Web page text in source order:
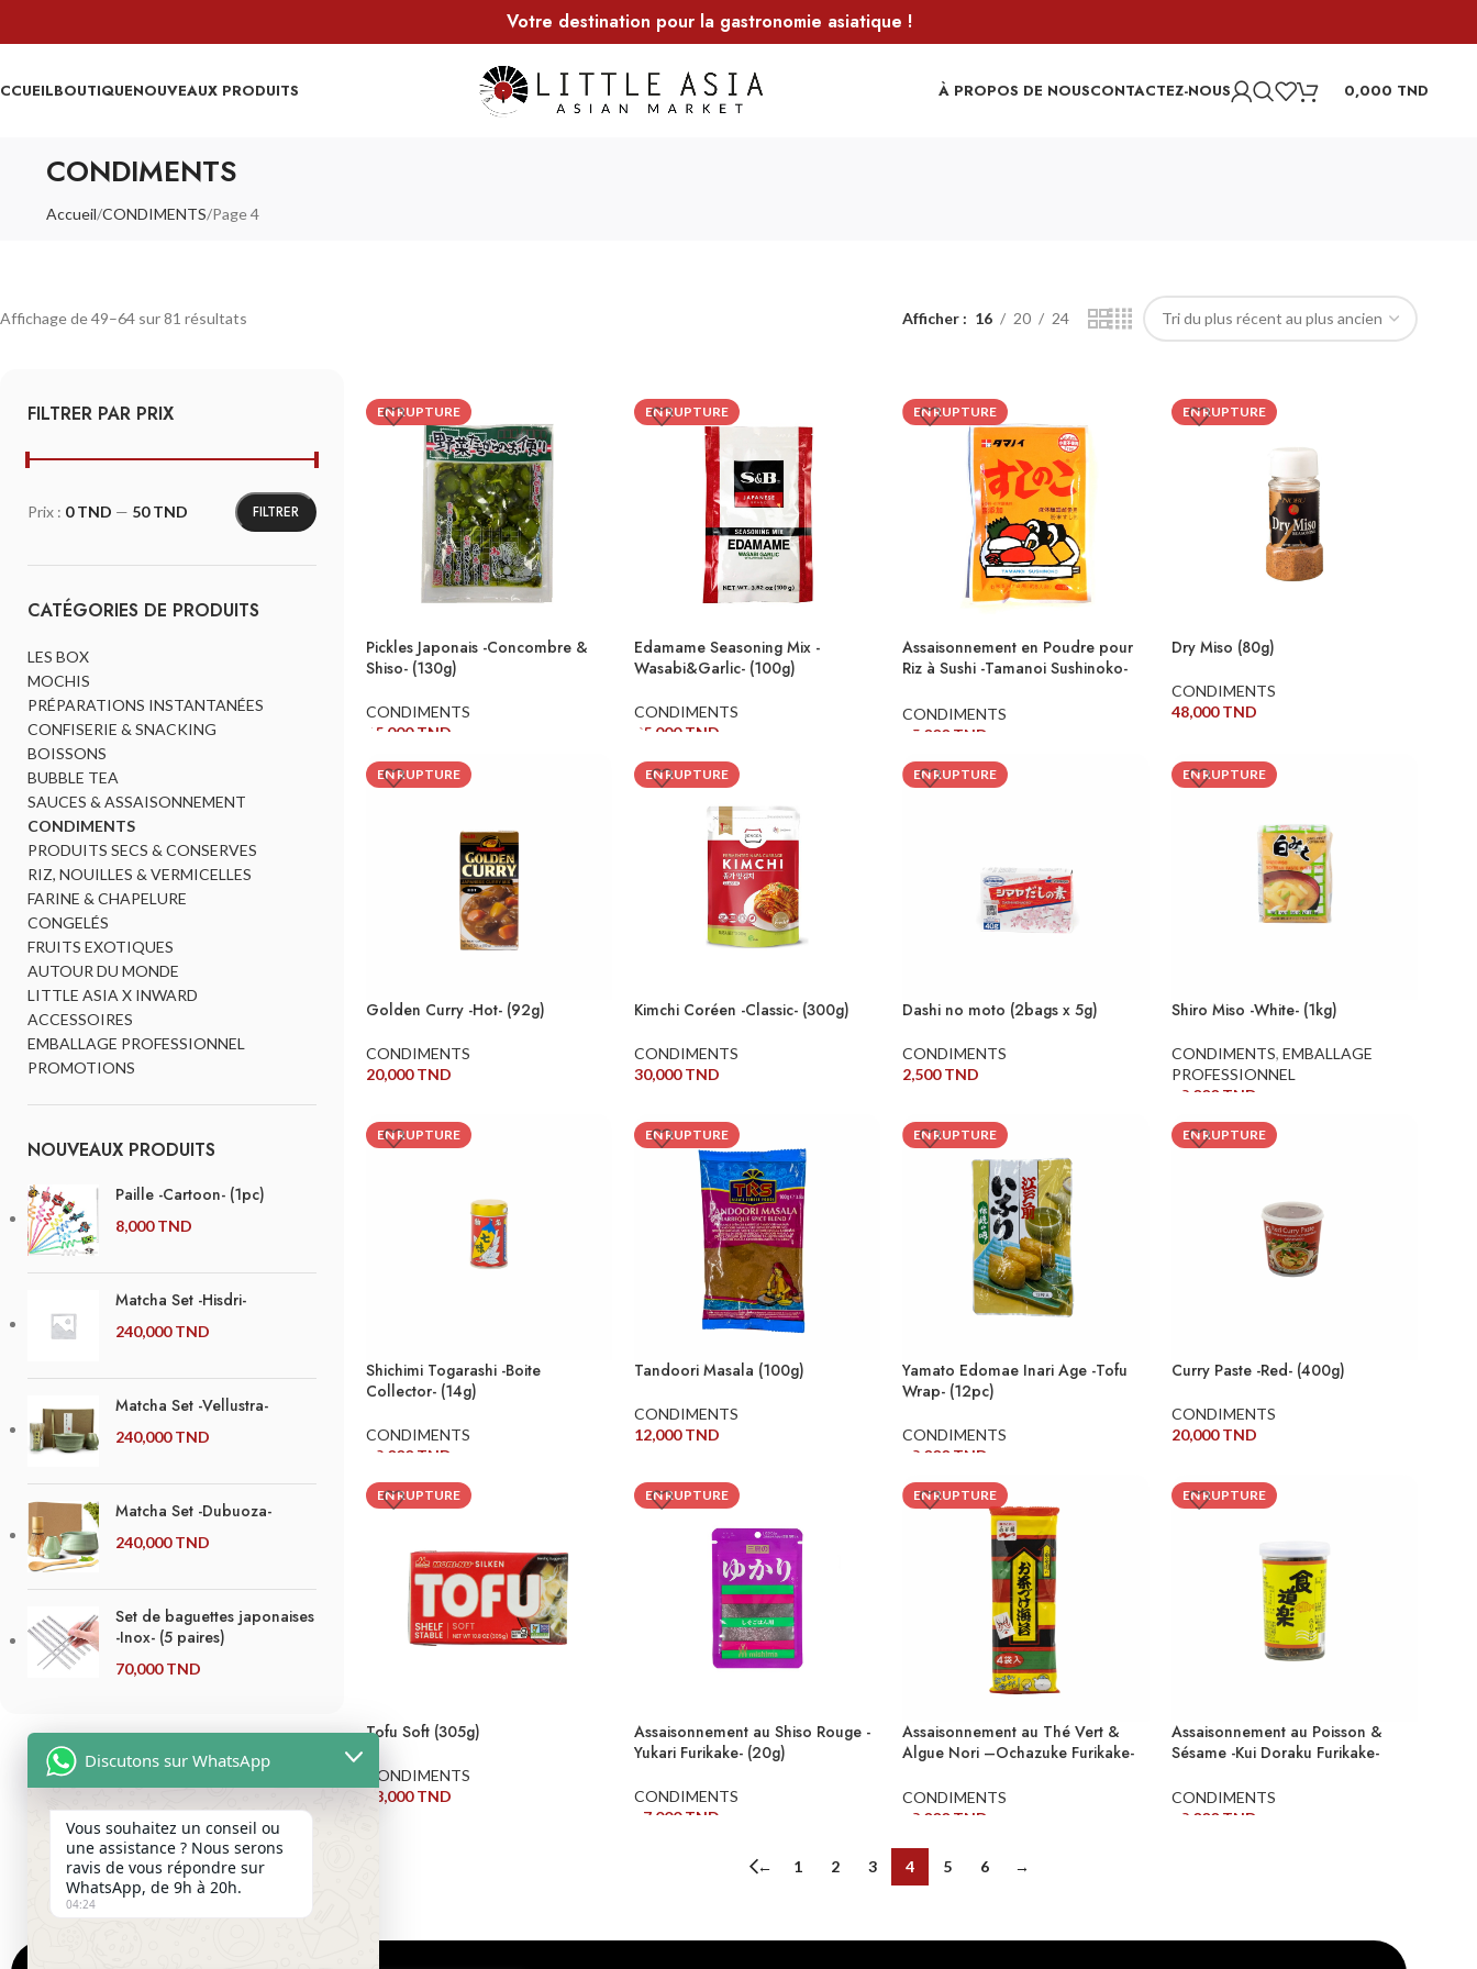
Votre destination pour la gastronomie asiatique !
BOUTIQUENOUVEAUX PRODUITS À PROPOS DE NOUSCONTACTEZ-NOUS 0,000 TND
CONDIMENTS
Accueil CONDIMENTS Page 4
Affichage de 49–64 sur 81 résultats Afficher 16 20 24
FILTRER PAR PRIX
FILTRER
Prix : 0 TND — 50 TND
CATÉGORIES DE PRODUITS
LES BOX
MOCHIS
PRÉPARATIONS INSTANTANÉES
CONFISERIE & SNACKING
BOISSONS
BUBBLE TEA
SAUCES & ASSAISONNEMENT
CONDIMENTS
PRODUITS SECS & CONSERVES
RIZ, NOUILLES & VERMICELLES
FARINE & CHAPELURE
CONGELÉS
FRUITS EXOTIQUES
AUTOUR DU MONDE
LITTLE ASIA X INWARD
ACCESSOIRES
EMBALLAGE PROFESSIONNEL
PROMOTIONS
NOUVEAUX PRODUITS
Paille -Cartoon- (1pc)
8,000TND
Matcha Set -Hisdri-
240,000TND
Matcha Set -Vellustra-
240,000TND
Matcha Set -Dubuoza-
240,000TND
Set de baguettes japonaises
-Inox- (5 paires)
70,000TND
EN RUPTURE
Pickles Japonais -Concombre &
Shiso- (130g)
CONDIMENTS
15,000TND
LIRE LA SUITE
EN RUPTURE
Edamame Seasoning Mix -
Wasabi&Garlic- (100g)
CONDIMENTS
25,000TND
LIRE LA SUITE
EN RUPTURE
Assaisonnement en Poudre pour
Riz à Sushi -Tamanoi Sushinoko-
CONDIMENTS
15,000 TND
LIRE LA SUITE
EN RUPTURE
Dry Miso (80g)
CONDIMENTS
48,000TND
EN RUPTURE
Golden Curry -Hot- (92g)
CONDIMENTS
20,000TND
EN RUPTURE
Kimchi Coréen -Classic- (300g)
CONDIMENTS
30,000TND
EN RUPTURE
Dashi no moto (2bags x 5g)
CONDIMENTS
2,500TND
EN RUPTURE
Shiro Miso -White- (1kg)
CONDIMENTS, EMBALLAGE
PROFESSIONNEL
38,000 TND
LIRE LA SUITE
EN RUPTURE
Shichimi Togarashi -Boite
Collector- (14g)
CONDIMENTS
22,000 TND
LIRE LA SUITE
EN RUPTURE
Tandoori Masala (100g)
CONDIMENTS
12,000TND
EN RUPTURE
Yamato Edomae Inari Age -Tofu
Wrap- (12pc)
CONDIMENTS
28,000 TND
LIRE LA SUITE
EN RUPTURE
Curry Paste -Red- (400g)
CONDIMENTS
20,000TND
EN RUPTURE
Tofu Soft (305g)
CONDIMENTS
18,000TND
EN RUPTURE
Assaisonnement au Shiso Rouge -
Yukari Furikake- (20g)
CONDIMENTS
17,000TND
EN RUPTURE
Assaisonnement au Thé Vert &
Algue Nori –Ochazuke Furikake-
CONDIMENTS
13,000 TND
LIRE LA SUITE
EN RUPTURE
Assaisonnement au Poisson &
Sésame -Kui Doraku Furikake-
CONDIMENTS
28,000 TND
← 1 2 3 4 5 6 →
Discutons sur WhatsApp
Vous souhaitez un conseil ou
une assistance ? Nous serons
ravis de vous répondre sur
WhatsApp, de 9h à 20h.
04:24